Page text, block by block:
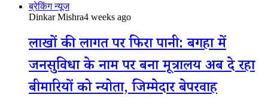
ब्रेकिंग न्यूज
Dinkar Mishra4 weeks ago
लाखों की लागत पर फिरा पानी: बगहा में
जनसुविधा के नाम पर बना मूत्रालय अब दे रहा
बीमारियों को न्योता, जिम्मेदार बेपरवाह